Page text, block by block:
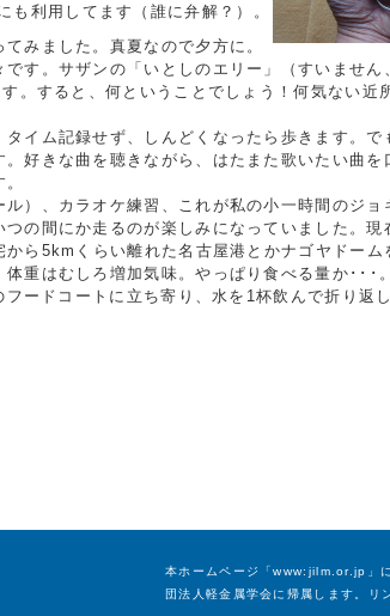
利用してます（誰に弁解？）。
みました。真夏なので夕方に。
す。サザンの「いとしのエリー」（すいません
。すると、何ということでしょう！何気ない近
イム記録せず、しんどくなったら歩きます。で
好きな曲を聴きながら、はたまた歌いたい曲を
）、カラオケ練習、これが私の小一時間のジョ
の間にか走るのが楽しみになっていました。現
ら5kmくらい離れた名古屋港とかナゴヤドーム
重はむしろ増加気味。やっぱり食べる量か･･･。
ードコートに立ち寄り、水を1杯飲んで折り返し
本ホームページ「www:jilm.or.jp」
団法人軽金属学会に帰属します。リ